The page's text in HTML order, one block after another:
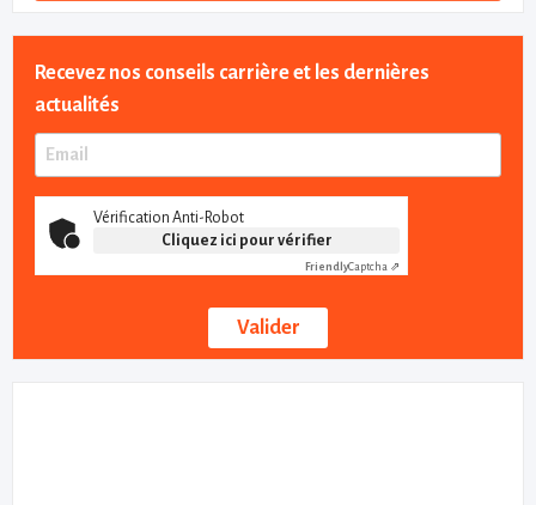
Recevez nos conseils carrière et les dernières
actualités
Vérification Anti-Robot
Cliquez ici pour vérifier
FriendlyCaptcha ⇗